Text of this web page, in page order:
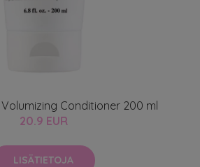
Conditioner 200 ml
20.9 EUR
LISÄTIETOJA